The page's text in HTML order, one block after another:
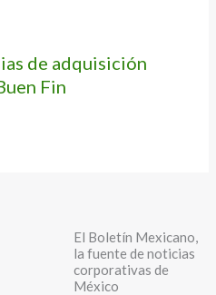
de adquisición
Fin
El Boletín Mexicano,
la fuente de noticias
corporativas de
México